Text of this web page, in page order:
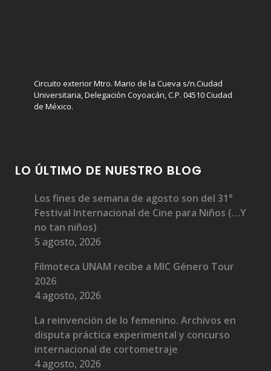
Circuito exterior Mtro. Mario de la Cueva s/n.Ciudad
Universitaria, Delegación Coyoacán, C.P. 04510 Ciudad
de México.
LO ÚLTIMO DE NUESTRO BLOG
Los fines de semana de agosto son del 31°
Festival Internacional de Cine para Niños (…Y
no tan niños)
5 agosto, 2026
Filmoteca UNAM recibe a MIC Género Tour
2026
4 agosto, 2026
La reinvención de lo femenino. Archivos en
disputa práctica experimental y concurso
internacional de cortometraje
4 agosto, 2026